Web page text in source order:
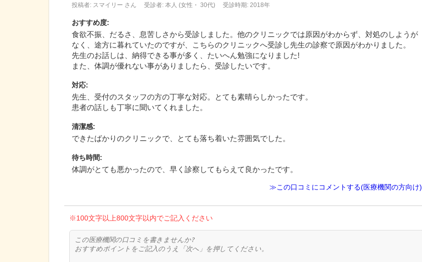
投稿者: スマイリー さん
受診者: 本人 (女性・ 30代) 受診時期: 2018年
おすすめ度:
食欲不振、だるさ、息苦しさから受診しました。他のクリニックでは原因がわからず、対処のしようが
なく、途方に暮れていたのですが、こちらのクリニックへ受診し先生の診察で原因がわかりました。
先生のお話しは、納得できる事が多く、たいへん勉強になりました!
また、体調が優れない事がありましたら、受診したいです。
対応:
先生、受付のスタッフの方の丁寧な対応。とても素晴らしかったです。
患者の話しも丁寧に聞いてくれました。
清潔感:
できたばかりのクリニックで、とても落ち着いた雰囲気でした。
待ち時間:
体調がとても悪かったので、早く診察してもらえて良かったです。
≫この口コミにコメントする(医療機関の方向け)
※100文字以上800文字以内でご記入ください